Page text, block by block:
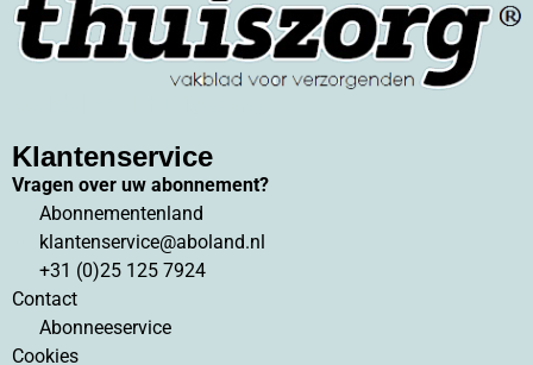
Klantenservice
Vragen over uw abonnement?
Abonnementenland
klantenservice@aboland.nl
+31 (0)25 125 7924
Contact
Abonneeservice
Cookies